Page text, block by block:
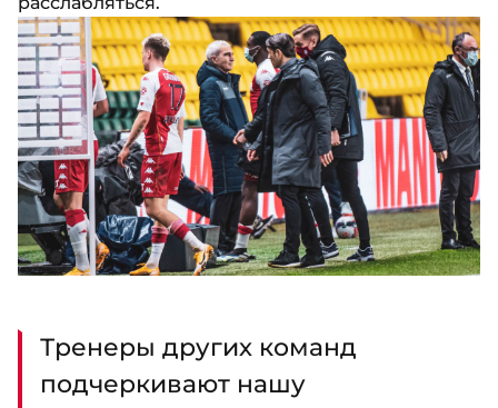
Тренеры других команд
подчеркивают нашу